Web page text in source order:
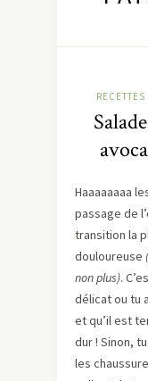
RECETTES
Haaaaaaaa
passage de
transition la
douloureuse
non plus).
délicat ou tu
et qu’il est
dur ! Sinon,
les